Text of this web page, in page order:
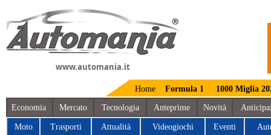
www.automania.it
Home Formula 1 1000 Miglia
Economia Mercato Tecnologia Anteprime Novità
Moto Trasporti Attualità Videogiochi Eventi